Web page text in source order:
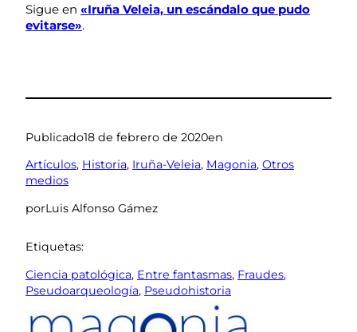
Sigue en «Iruña Veleia, un escándalo que pudo
evitarse».
Publicado18 de febrero de 2020en
Artículos, Historia, Iruña-Veleia, Magonia, Otros
medios
porLuis Alfonso Gámez
Etiquetas:
Ciencia patológica, Entre fantasmas, Fraudes
Pseudoarqueología, Pseudohistoria